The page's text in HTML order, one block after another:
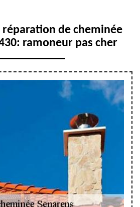
de cheminée
ramoneur pas cher